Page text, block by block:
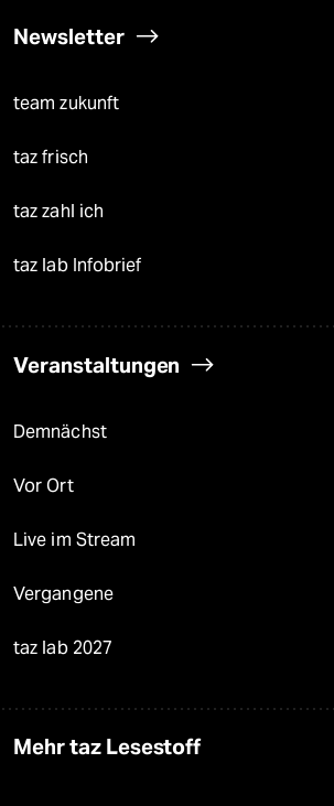
Newsletter
team zukunft
taz frisch
taz zahl ich
taz lab Infobrief
Veranstaltungen
Demnächst
Vor Ort
Live im Stream
Vergangene
taz lab 2027
Mehr taz Lesestoff